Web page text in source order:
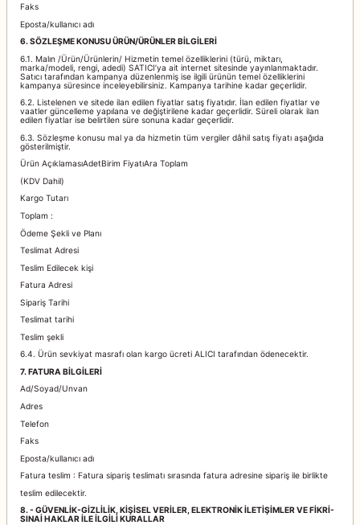
Faks
Eposta/kullanıcı adı
6. SÖZLEŞME KONUSU ÜRÜN/ÜRÜNLER BİLGİLERİ
6.1. Malın /Ürün/Ürünlerin/ Hizmetin temel özelliklerini (türü, miktarı,
marka/modeli, rengi, adedi) SATICI’ya ait internet sitesinde yayınlanmaktadır.
Satıcı tarafından kampanya düzenlenmiş ise ilgili ürünün temel özelliklerini
kampanya süresince inceleyebilirsiniz. Kampanya tarihine kadar geçerlidir.
6.2. Listelenen ve sitede ilan edilen fiyatlar satış fiyatıdır. İlan edilen fiyatlar ve
vaatler güncelleme yapılana ve değiştirilene kadar geçerlidir. Süreli olarak ilan
edilen fiyatlar ise belirtilen süre sonuna kadar geçerlidir.
6.3. Sözleşme konusu mal ya da hizmetin tüm vergiler dâhil satış fiyatı aşağıda
gösterilmiştir.
Ürün AçıklamasıAdetBirim FiyatıAra Toplam
(KDV Dahil)
Kargo Tutarı
Toplam :
Ödeme Şekli ve Planı
Teslimat Adresi
Teslim Edilecek kişi
Fatura Adresi
Sipariş Tarihi
Teslimat tarihi
Teslim şekli
6.4. Ürün sevkiyat masrafı olan kargo ücreti ALICI tarafından ödenecektir.
7. FATURA BİLGİLERİ
Ad/Soyad/Unvan
Adres
Telefon
Faks
Eposta/kullanıcı adı
Fatura teslim : Fatura sipariş teslimatı sırasında fatura adresine sipariş ile birlikte
teslim edilecektir.
8. - GÜVENLİK-GİZLİLİK, KİŞİSEL VERİLER, ELEKTRONİK İLETİŞİMLER VE FİKRİ-
SINAİ HAKLAR İLE İLGİLİ KURALLAR